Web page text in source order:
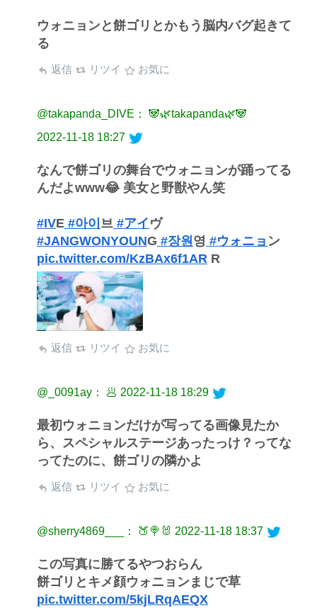
ウォニョンと餅ゴリとかもう脳内バグ起きて
る
返信 リツイ お気に
@takapanda_DIVE： 🐼🌿takapanda🌿🐼
2022-11-18 18:27
なんで餅ゴリの舞台でウォニョンが踊ってる
んだよwww😂 美女と野獣やん笑
#IVE #아이 브 #アイ ヴ
#JANGWONYOUNG #장원영 #ウォニョ ン
pic.twitter.com/KzBAx6f1AR R
返信 リツイ お気に
@_0091ay： 🥟 2022-11-18 18:29
最初ウォニョンだけが写ってる画像見たか
ら、スペシャルステージあったっけ？ってな
ってたのに、餅ゴリの隣かよ
返信 リツイ お気に
@sherry4869___： 🍑🍭🐰 2022-11-18 18:37
この写真に勝てるやつおらん
餅ゴリとキメ顔ウォニョンまじで草
pic.twitter.com/5kjLRqAEQX